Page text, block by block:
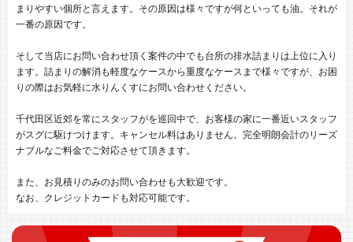
まりやすい個所と言えます。その原因は様々ですが何といっても油。それが
一番の原因です。
そして当店にお問い合わせ頂く案件の中でも台所の排水詰まりは上位に入り
ます。詰まりの解消も軽度なケースから重度なケースまで様々ですが、お困
りの際はお気軽に水りんくすにお問い合わせください。
千代田区近郊を常にスタッフがを巡回中で、お客様の家に一番近いスタッフ
がスグに駆けつけます。キャンセル料はありません。完全明朗会計のリーズ
ナブルなご料金でご対応させて頂きます。
また、お見積りのみのお問い合わせも大歓迎です。
なお、クレジットカードも対応可能です。